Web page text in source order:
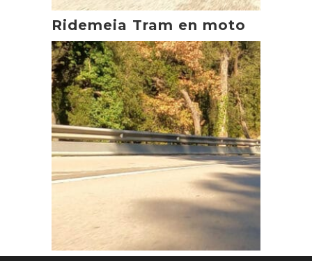
Ridemeia Tram en moto